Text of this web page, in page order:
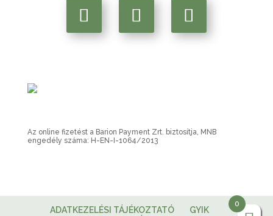
Az online fizetést a Barion Payment Zrt. biztosítja, MNB
engedély száma: H-EN-I-1064/2013
ADATKEZELÉSI TÁJÉKOZTATÓ
GYIK
0